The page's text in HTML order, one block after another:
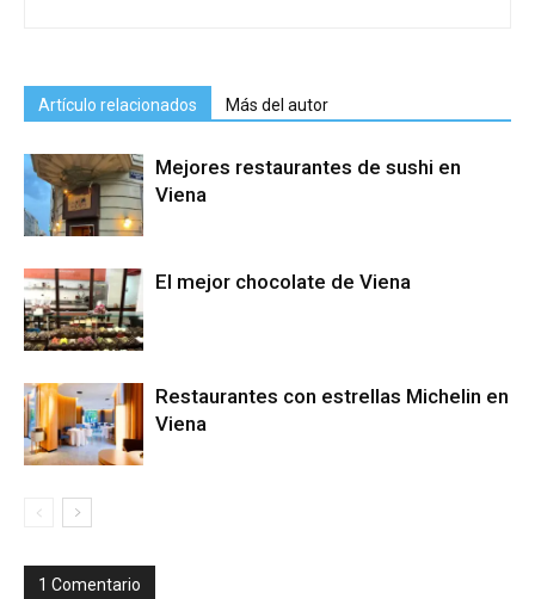
Artículo relacionados Más del autor
Mejores restaurantes de sushi en
Viena
El mejor chocolate de Viena
Restaurantes con estrellas Michelin en
Viena
1 Comentario